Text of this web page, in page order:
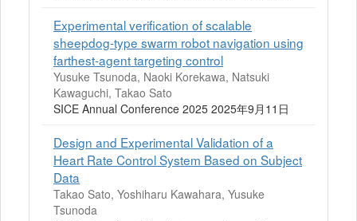
Experimental verification of scalable
sheepdog-type swarm robot navigation using
farthest-agent targeting control
Yusuke Tsunoda, Naoki Korekawa, Natsuki
Kawaguchi, Takao Sato
SICE Annual Conference 2025 2025年9月11日
Design and Experimental Validation of a
Heart Rate Control System Based on Subject
Data
Takao Sato, Yoshiharu Kawahara, Yusuke
Tsunoda